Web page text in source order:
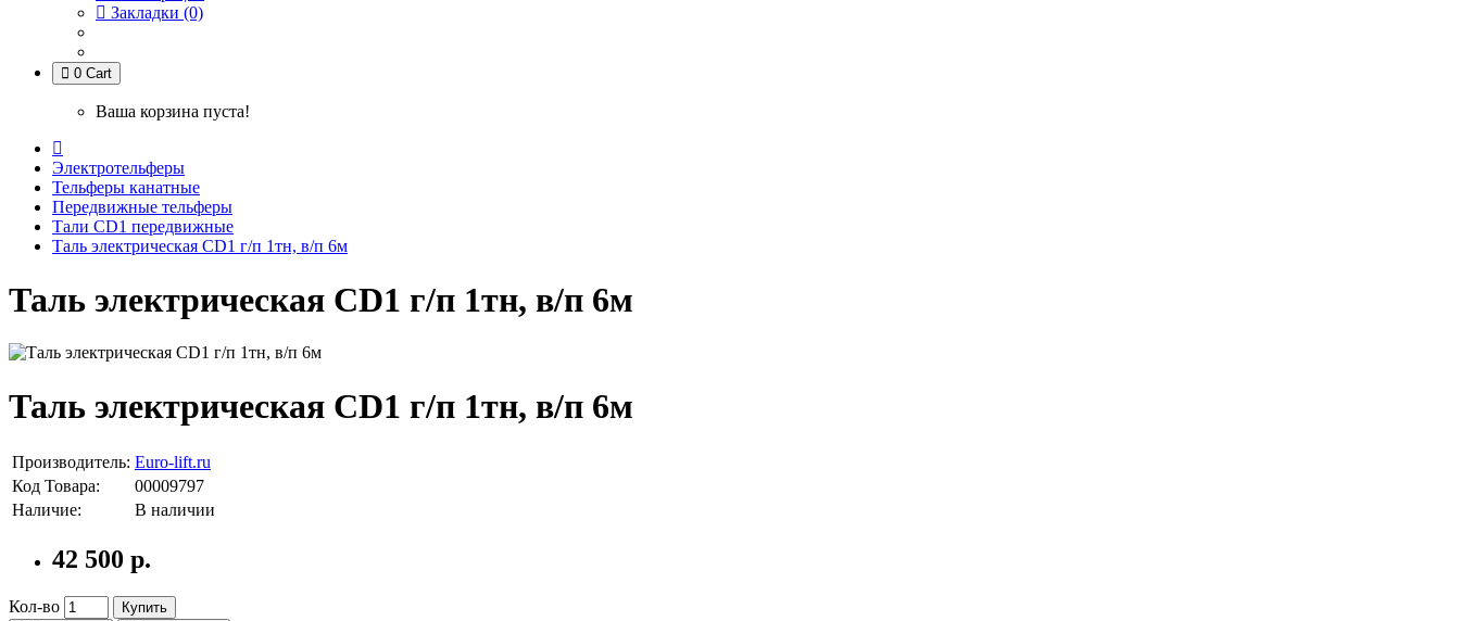
Закладки (0)
0 Cart
Ваша корзина пуста!
Электротельферы
Тельферы канатные
Передвижные тельферы
Тали CD1 передвижные
Таль электрическая CD1 г/п 1тн, в/п 6м
Таль электрическая CD1 г/п 1тн, в/п 6м
Таль электрическая CD1 г/п 1тн, в/п 6м
Производитель: Euro-lift.ru
Код Товара:
00009797
Наличие:
В наличии
42 500 р.
Кол-во
Купить